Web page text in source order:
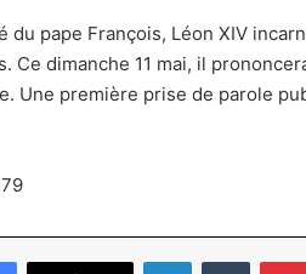
du pape François, Léon XIV
Ce dimanche 11 mai, il
Une première prise de parole